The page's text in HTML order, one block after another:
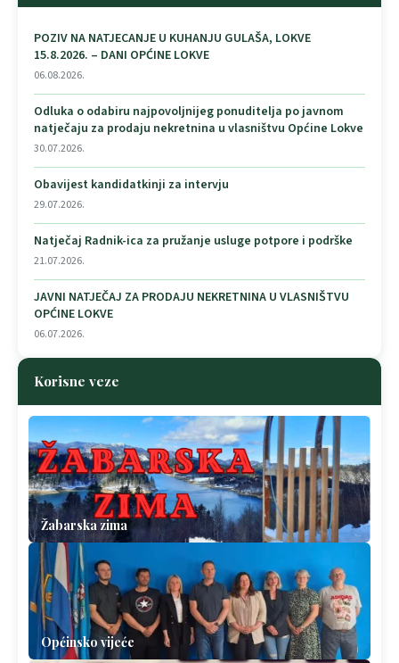
POZIV NA NATJECANJE U KUHANJU GULAŠA, LOKVE
15.8.2026. – DANI OPĆINE LOKVE
06.08.2026.
Odluka o odabiru najpovoljnijeg ponuditelja po javnom
natječaju za prodaju nekretnina u vlasništvu Općine Lokve
30.07.2026.
Obavijest kandidatkinji za intervju
29.07.2026.
Natječaj Radnik-ica za pružanje usluge potpore i podrške
21.07.2026.
JAVNI NATJEČAJ ZA PRODAJU NEKRETNINA U VLASNIŠTVU
OPĆINE LOKVE
06.07.2026.
Korisne veze
Žabarska zima
Općinsko vijeće